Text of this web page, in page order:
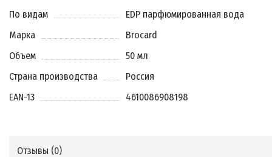
По видам
EDP парфюмированная вода
Марка
Brocard
Объем
50 мл
Страна производства
Россия
EAN-13
4610086908198
Отзывы (0)